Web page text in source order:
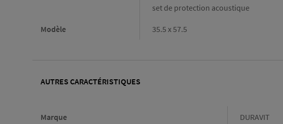
set de protection acoustique
Modèle 35.5 x 57.5
AUTRES CARACTÉRISTIQUES
Marque Marque
DURAVIT